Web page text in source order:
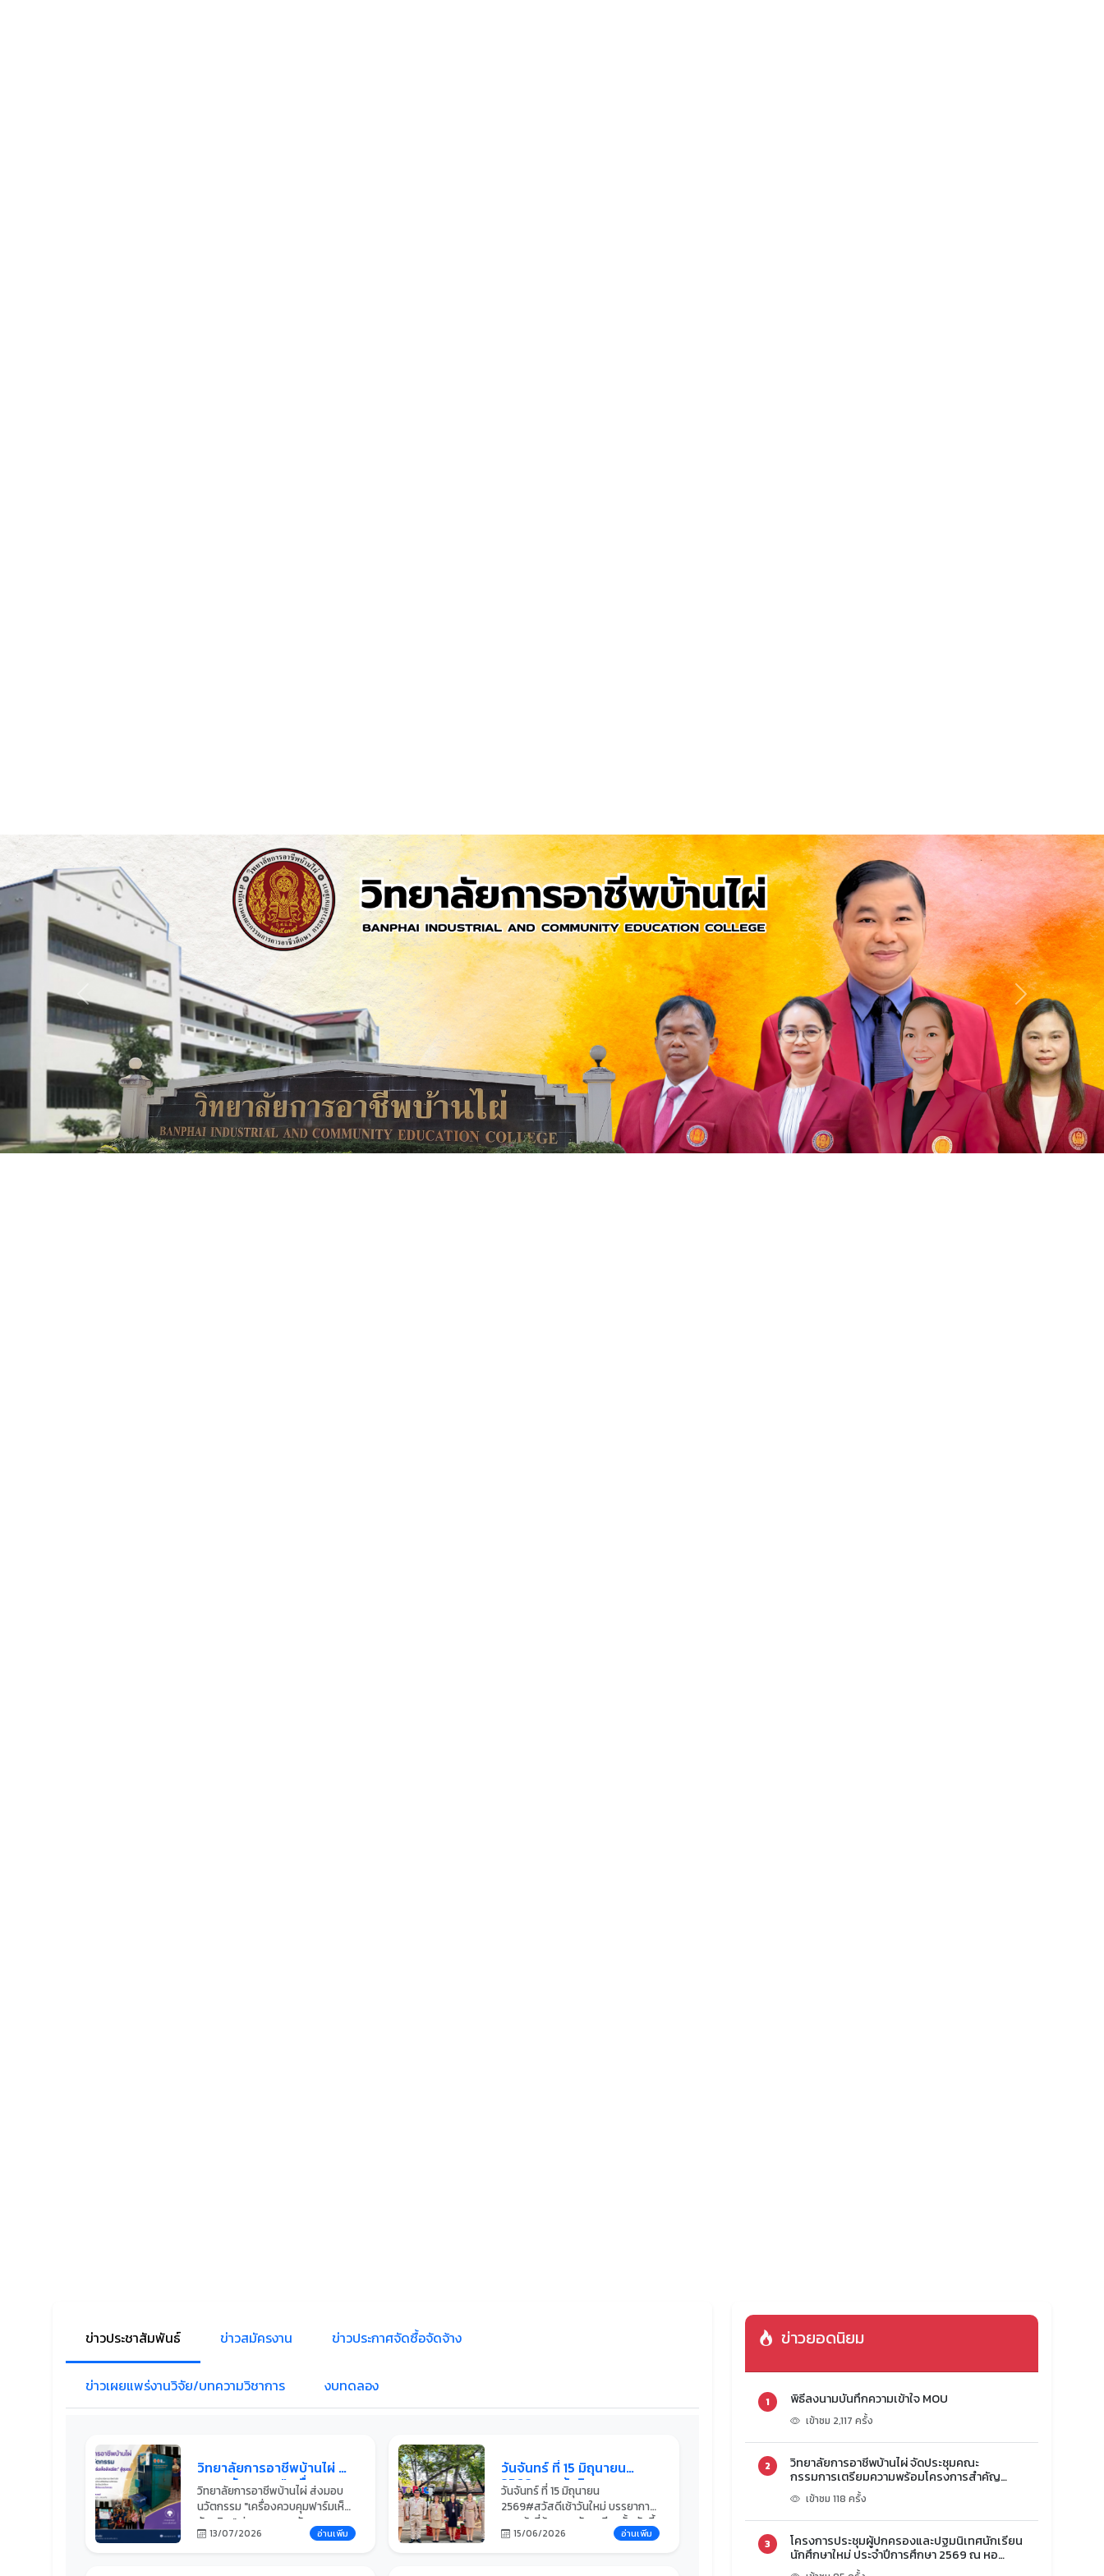
ข่าวประชาสัมพันธ์ ข่าวสมัครงาน ข่าวประกาศจัดซื้อจัดจ้าง
ข่าวเผยแพร่งานวิจัย/บทความวิชาการ งบทดลอง
วิทยาลัยการอาชีพบ้านไผ่ ส่ง
มอบนวัตกรรม "เครื่อง
ควบคุมฟาร์มเห็ดอัจฉริยะ" สู่
ชุมชน ยกระดับเกษตรกรรม
ไทย ด้วยนวัตกรรม
อาชีวศึกษาเพื่ออนาคต
วิทยาลัยการอาชีพบ้านไผ่ ส่งมอบ
นวัตกรรม "เครื่องควบคุมฟาร์มเห็ด
อัจฉริยะ" สู่ชุมชนยกระดับ
เกษตรกรรมไทย ด้วยนวัตกรรม
13/07/2026 อ่านเพิ่ม
วันจันทร์ ที่ 15 มิถุนายน
2569 คณะผู้บริหารและ
คุณครูทุกคนมารอรับ
นักเรียน นักศึกษา อยู่ที่หน้า
ประตูวิทยาลัยการอาชีพ
บ้านไผ่ ด้วยความอบอุ่น
วันจันทร์ ที่ 15 มิถุนายน
2569#สวัสดีเช้าวันใหม่ บรรยากาศ
ยามเช้าที่คุ้นเคยกลับมาอีกครั้ง วันนี้
คณะผู้บริหารและคุณครูทุกคนมารอ
15/06/2026 อ่านเพิ่ม
ข่าวยอดนิยม
1 พิธีลงนามบันทึกความเข้าใจ MOU
เข้าชม 2,117 ครั้ง
2 วิทยาลัยการอาชีพบ้านไผ่ จัดประชุมคณะ
กรรมการเตรียมความพร้อมโครงการสำคัญ
ประจำปีการศึกษา 2569
เข้าชม 118 ครั้ง
3 โครงการประชุมผู้ปกครองและปฐมนิเทศนักเรียน
นักศึกษาใหม่ ประจำปีการศึกษา 2569 ณ หอ
ประชุมวิทยาลัยการอาชีพบ้านไผ่